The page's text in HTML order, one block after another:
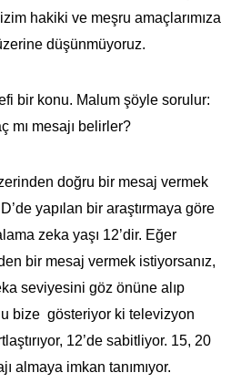
hakiki ve meşru amaçlarımıza
düşünmüyoruz.
bir konu. Malum şöyle sorulur:
mı mesajı belirler?
doğru bir mesaj vermek
yapılan bir araştırmaya göre
zeka yaşı 12’dir. Eğer
bir mesaj vermek istiyorsanız,
seviyesini göz önüne alıp
bize gösteriyor ki televizyon
12’de sabitliyor. 15, 20
almaya imkan tanımıyor.